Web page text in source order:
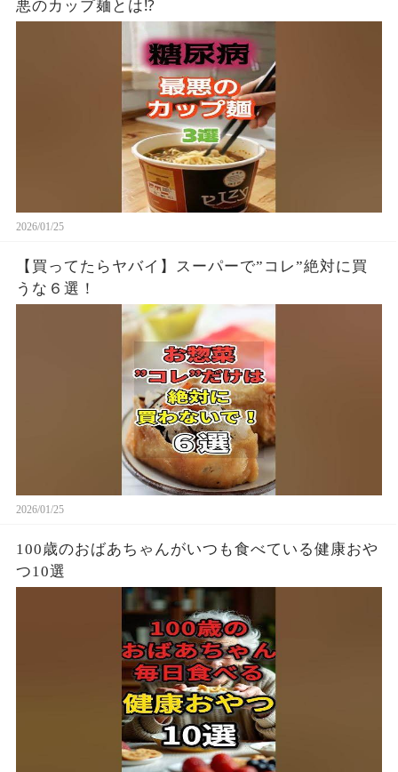
悪のカップ麺とは⁉
2026/01/25
【買ってたらヤバイ】スーパーで”コレ”絶対に買
うな６選！
2026/01/25
100歳のおばあちゃんがいつも食べている健康おや
つ10選